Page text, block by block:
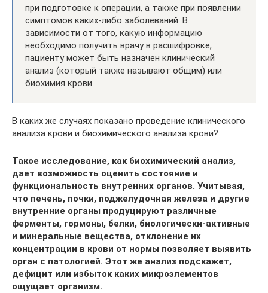
при подготовке к операции, а также при появлении
симптомов каких-либо заболеваний. В
зависимости от того, какую информацию
необходимо получить врачу в расшифровке,
пациенту может быть назначен клинический
анализ (который также называют общим) или
биохимия крови.
В каких же случаях показано проведение клинического
анализа крови и биохимического анализа крови?
Такое исследование, как биохимический анализ,
дает возможность оценить состояние и
функциональность внутренних органов. Учитывая,
что печень, почки, поджелудочная железа и другие
внутренние органы продуцируют различные
ферменты, гормоны, белки, биологически-активные
и минеральные вещества, отклонение их
концентрации в крови от нормы позволяет выявить
орган с патологией. Этот же анализ подскажет,
дефицит или избыток каких микроэлементов
ощущает организм.